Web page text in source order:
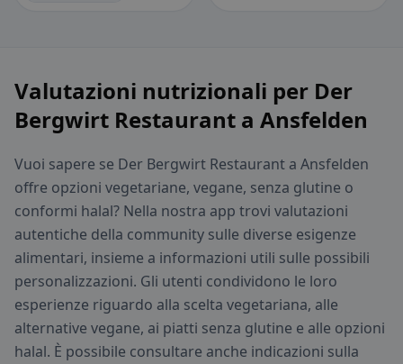
Valutazioni nutrizionali per Der
Bergwirt Restaurant a Ansfelden
Vuoi sapere se Der Bergwirt Restaurant a Ansfelden
offre opzioni vegetariane, vegane, senza glutine o
conformi halal? Nella nostra app trovi valutazioni
autentiche della community sulle diverse esigenze
alimentari, insieme a informazioni utili sulle possibili
personalizzazioni. Gli utenti condividono le loro
esperienze riguardo alla scelta vegetariana, alle
alternative vegane, ai piatti senza glutine e alle opzioni
halal. È possibile consultare anche indicazioni sulla